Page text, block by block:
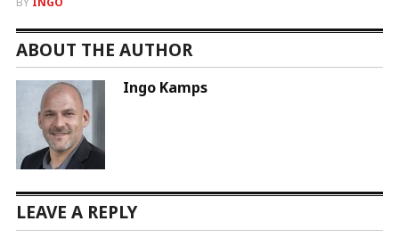
ABOUT THE AUTHOR
Ingo Kamps
LEAVE A REPLY